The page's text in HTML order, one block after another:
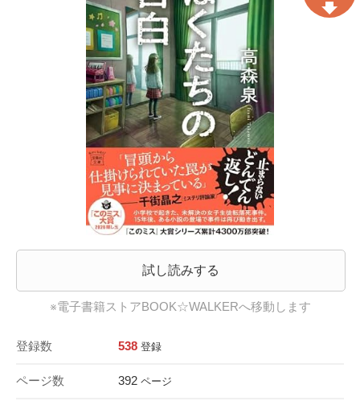
試し読みする
※電子書籍ストアBOOK☆WALKERへ移動します
登録数 538 登録
ページ数 392 ページ